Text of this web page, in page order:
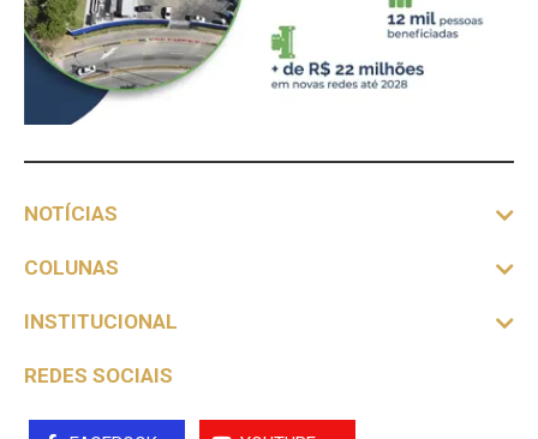
NOTÍCIAS
COLUNAS
INSTITUCIONAL
REDES SOCIAIS